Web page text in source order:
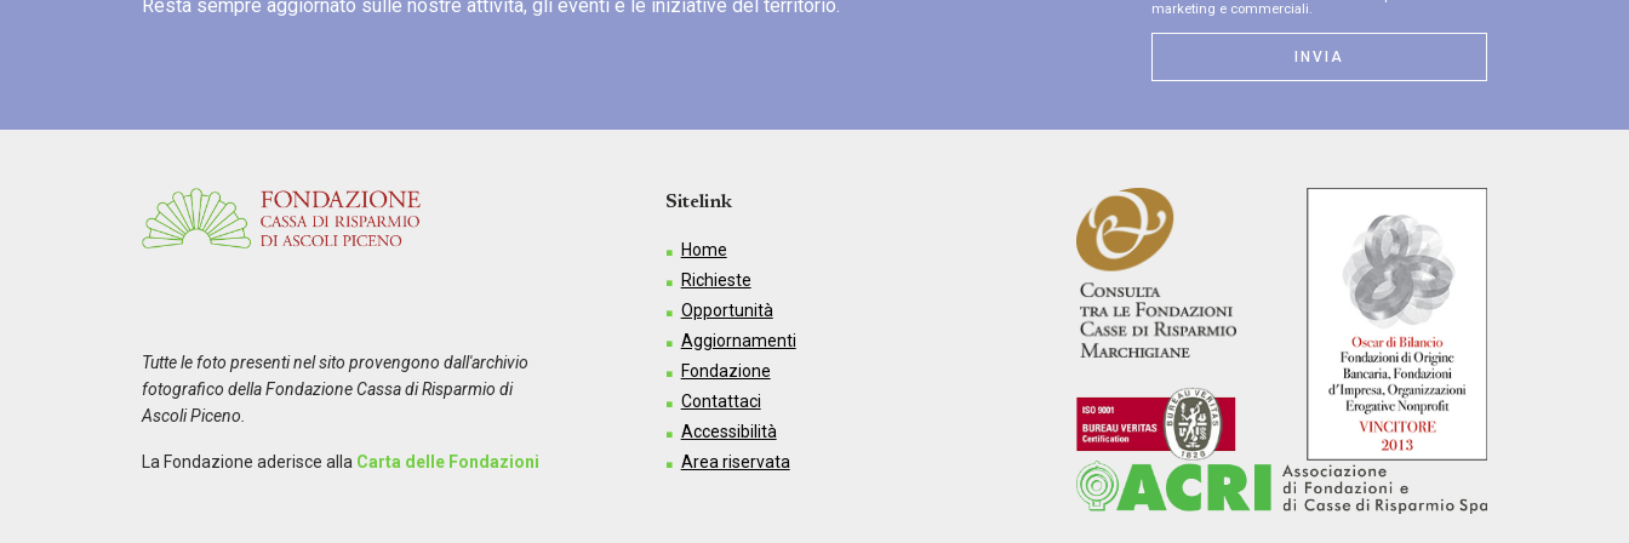
Resta sempre aggiornato sulle nostre attività, gli eventi e le iniziative del territorio.
marketing e commerciali.
Tutte le foto presenti nel sito provengono dall'archivio
fotografico della Fondazione Cassa di Risparmio di
Ascoli Piceno.
La Fondazione aderisce alla Carta delle Fondazioni
Sitelink
Home
Richieste
Opportunità
Aggiornamenti
Fondazione
Contattaci
Accessibilità
Area riservata